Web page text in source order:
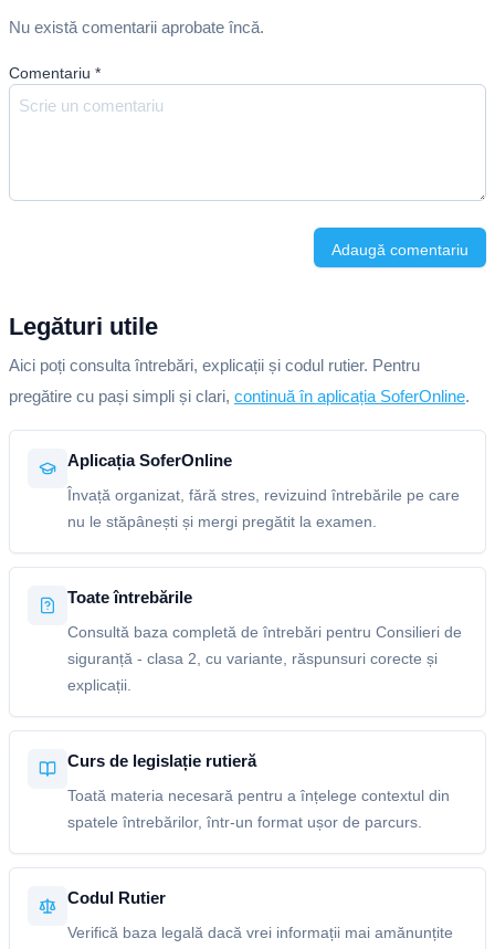
Nu există comentarii aprobate încă.
Comentariu *
Adaugă comentariu
Legături utile
Aici poți consulta întrebări, explicații și codul rutier. Pentru
pregătire cu pași simpli și clari, continuă în aplicația SoferOnline.
Aplicația SoferOnline
Învață organizat, fără stres, revizuind întrebările pe care
nu le stăpânești și mergi pregătit la examen.
Toate întrebările
Consultă baza completă de întrebări pentru Consilieri de
siguranță - clasa 2, cu variante, răspunsuri corecte și
explicații.
Curs de legislație rutieră
Toată materia necesară pentru a înțelege contextul din
spatele întrebărilor, într-un format ușor de parcurs.
Codul Rutier
Verifică baza legală dacă vrei informații mai amănunțite